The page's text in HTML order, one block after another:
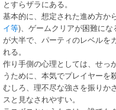
とすらザラにある。
基本的に、想定された進め方か
イ等)、ゲームクリアが困難に
が大半で、パーティのレベルを
れる。
作り手側の心理としては、せっ
うために、本気でプレイヤーを
むしろ、理不尽な強さを振りか
スと見なされやすい。